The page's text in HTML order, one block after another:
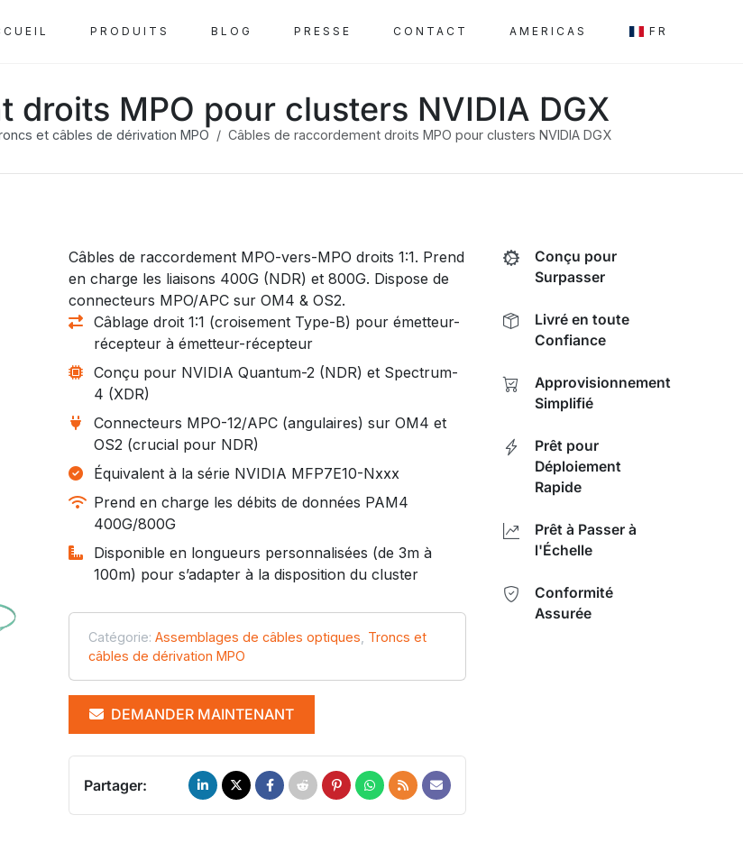
PRODUITS BLOG PRESSE CONTACT AMERICAS FR
droits MPO pour clusters NVIDIA DGX
et câbles de dérivation MPO Câbles de raccordement droits MPO pour clusters NVIDIA DGX
Câbles de raccordement MPO-vers-MPO droits 1:1. Prend
en charge les liaisons 400G (NDR) et 800G. Dispose de
connecteurs MPO/APC sur OM4 & OS2.
Câblage droit 1:1 (croisement Type-B) pour émetteur-
récepteur à émetteur-récepteur
Conçu pour NVIDIA Quantum-2 (NDR) et Spectrum-
4 (XDR)
Connecteurs MPO-12/APC (angulaires) sur OM4 et
OS2 (crucial pour NDR)
Équivalent à la série NVIDIA MFP7E10-Nxxx
Prend en charge les débits de données PAM4
400G/800G
Disponible en longueurs personnalisées (de 3m à
100m) pour s’adapter à la disposition du cluster
Catégorie: Assemblages de câbles optiques Troncs et
câbles de dérivation MPO
DEMANDER MAINTENANT
Partager:
Conçu pour
Surpasser
Livré en toute
Confiance
Approvisionnement
Simplifié
Prêt pour
Déploiement
Rapide
Prêt à Passer à
l'Échelle
Conformité
Assurée